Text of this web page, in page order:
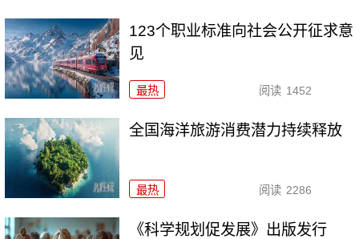
123个职业标准向社会公开征求意
见
最热 阅读 1452
全国海洋旅游消费潜力持续释放
最热 阅读 2286
《科学规划促发展》出版发行